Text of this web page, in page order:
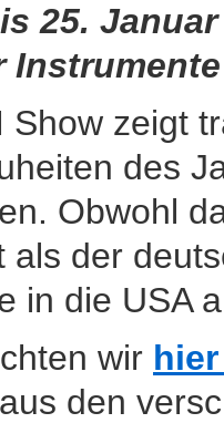
25.
Show zeigt
des
Obwohl
als der
in die USA
wir
den